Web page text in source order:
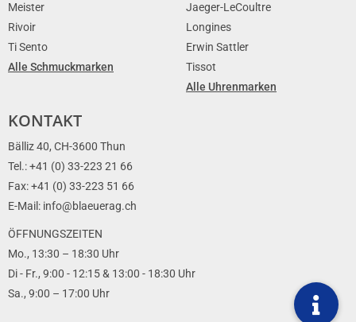
Meister
Rivoir
Ti Sento
Alle Schmuckmarken
Jaeger-LeCoultre
Longines
Erwin Sattler
Tissot
Alle Uhrenmarken
KONTAKT
Bälliz 40, CH-3600 Thun
Tel.: +41 (0) 33-223 21 66
Fax: +41 (0) 33-223 51 66
E-Mail: info@blaeuerag.ch
ÖFFNUNGSZEITEN
Mo., 13:30 – 18:30 Uhr
Di - Fr., 9:00 - 12:15 & 13:00 - 18:30 Uhr
Sa., 9:00 – 17:00 Uhr